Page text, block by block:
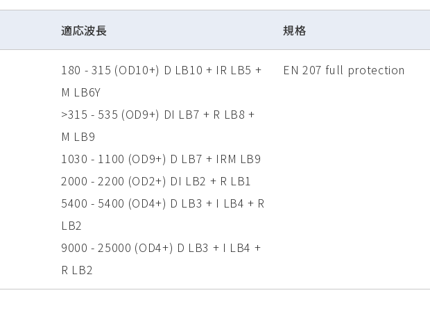
適応波長 規格
180 - 315 (OD10+) D LB10 + IR LB5 +
M LB6Y
>315 - 535 (OD9+) DI LB7 + R LB8 +
M LB9
1030 - 1100 (OD9+) D LB7 + IRM LB9
2000 - 2200 (OD2+) DI LB2 + R LB1
5400 - 5400 (OD4+) D LB3 + I LB4 + R
LB2
9000 - 25000 (OD4+) D LB3 + I LB4 +
R LB2
EN 207 full protection